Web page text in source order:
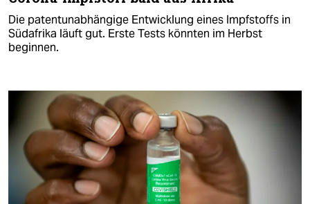
Die patentunabhängige Entwicklung eines Impfstoffs in
Südafrika läuft gut. Erste Tests könnten im Herbst
beginnen.